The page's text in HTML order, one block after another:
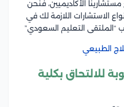
الأكاديميين، فنحن
الاستشارات اللازمة لك في
“الملتقى التعليم السعودي”
الطبيعي
للالتحاق بكلية